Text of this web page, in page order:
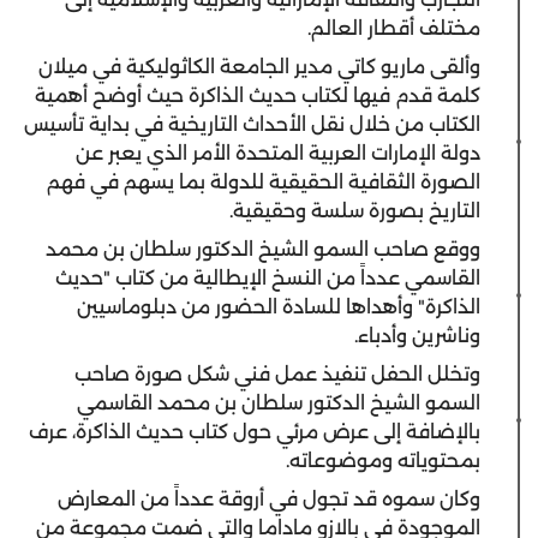
مختلف أقطار العالم.
وألقى ماريو كاتي مدير الجامعة الكاثوليكية في ميلان
كلمة قدم فيها لكتاب حديث الذاكرة حيث أوضح أهمية
الكتاب من خلال نقل الأحداث التاريخية في بداية تأسيس
دولة الإمارات العربية المتحدة الأمر الذي يعبر عن
الصورة الثقافية الحقيقية للدولة بما يسهم في فهم
التاريخ بصورة سلسة وحقيقية.
ووقع صاحب السمو الشيخ الدكتور سلطان بن محمد
القاسمي عدداً من النسخ الإيطالية من كتاب "حديث
الذاكرة" وأهداها للسادة الحضور من دبلوماسيين
وناشرين وأدباء.
وتخلل الحفل تنفيذ عمل فني شكل صورة صاحب
السمو الشيخ الدكتور سلطان بن محمد القاسمي
بالإضافة إلى عرض مرئي حول كتاب حديث الذاكرة، عرف
بمحتوياته وموضوعاته.
وكان سموه قد تجول في أروقة عدداً من المعارض
الموجودة في بالازو ماداما والتي ضمت مجموعة من